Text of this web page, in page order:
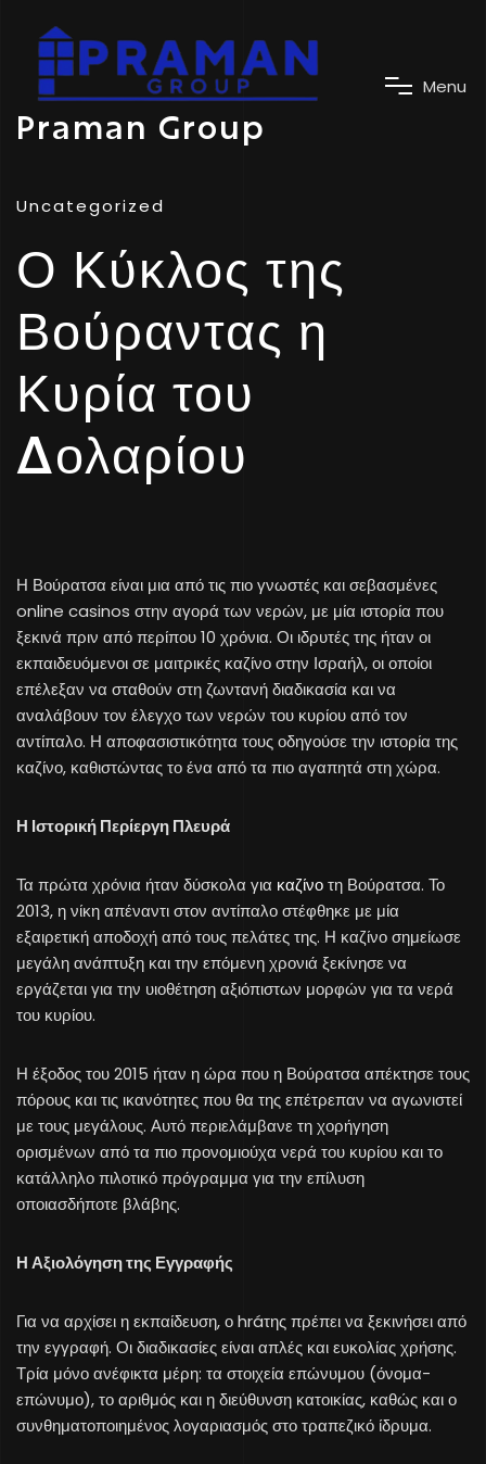
Praman Group
Menu
Uncategorized
Ο Κύκλος της
Βούραντας η
Κυρία του
Δολαρίου
Η Βούρατσα είναι μια από τις πιο γνωστές και σεβασμένες
online casinos στην αγορά των νερών, με μία ιστορία που
ξεκινά πριν από περίπου 10 χρόνια. Οι ιδρυτές της ήταν οι
εκπαιδευόμενοι σε μαιτρικές καζίνο στην Ισραήλ, οι οποίοι
επέλεξαν να σταθούν στη ζωντανή διαδικασία και να
αναλάβουν τον έλεγχο των νερών του κυρίου από τον
αντίπαλο. Η αποφασιστικότητα τους οδηγούσε την ιστορία της
καζίνο, καθιστώντας το ένα από τα πιο αγαπητά στη χώρα.
Η Ιστορική Περίεργη Πλευρά
Τα πρώτα χρόνια ήταν δύσκολα για καζίνοτη Βούρατσα. Το
2013, η νίκη απέναντι στον αντίπαλο στέφθηκε με μία
εξαιρετική αποδοχή από τους πελάτες της. Η καζίνο σημείωσε
μεγάλη ανάπτυξη και την επόμενη χρονιά ξεκίνησε να
εργάζεται για την υιοθέτηση αξιόπιστων μορφών για τα νερά
του κυρίου.
Η έξοδος του 2015 ήταν η ώρα που η Βούρατσα απέκτησε τους
πόρους και τις ικανότητες που θα της επέτρεπαν να αγωνιστεί
με τους μεγάλους. Αυτό περιελάμβανε τη χορήγηση
ορισμένων από τα πιο προνομιούχα νερά του κυρίου και το
κατάλληλο πιλοτικό πρόγραμμα για την επίλυση
οποιασδήποτε βλάβης.
Η Αξιολόγηση της Εγγραφής
Για να αρχίσει η εκπαίδευση, ο hráτης πρέπει να ξεκινήσει από
την εγγραφή. Οι διαδικασίες είναι απλές και ευκολίας χρήσης.
Τρία μόνο ανέφικτα μέρη: τα στοιχεία επώνυμου (όνομα-
επώνυμο), το αριθμός και η διεύθυνση κατοικίας, καθώς και ο
συνθηματοποιημένος λογαριασμός στο τραπεζικό ίδρυμα.